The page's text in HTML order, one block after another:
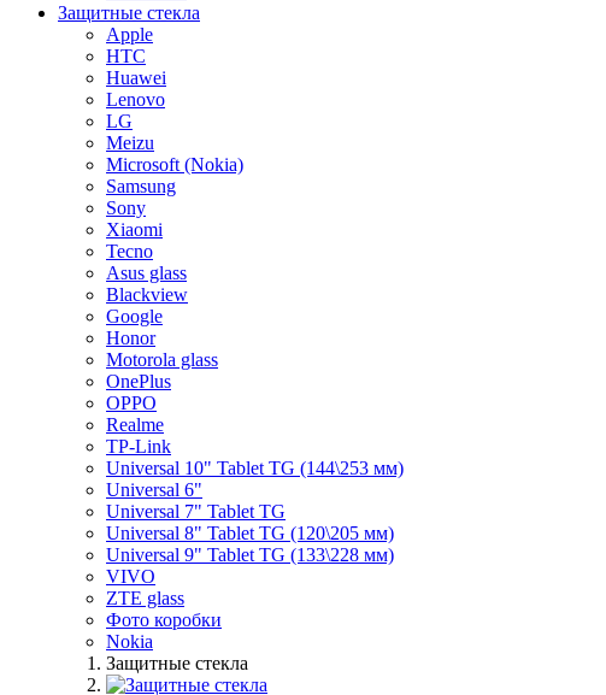
Защитные стекла
Apple
HTC
Huawei
Lenovo
LG
Meizu
Microsoft (Nokia)
Samsung
Sony
Xiaomi
Tecno
Asus glass
Blackview
Google
Honor
Motorola glass
OnePlus
OPPO
Realme
TP-Link
Universal 10" Tablet TG (144\253 мм)
Universal 6"
Universal 7" Tablet TG
Universal 8" Tablet TG (120\205 мм)
Universal 9" Tablet TG (133\228 мм)
VIVO
ZTE glass
Фото коробки
Nokia
Защитные стекла